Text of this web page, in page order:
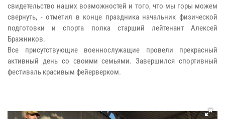
свидетельство наших возможностей и того, что мы горы можем
свернуть, - отметил в конце праздника начальник физической
подготовки и спорта полка старший лейтенант Алексей
Бражников.
Все присутствующие военнослужащие провели прекрасный
активный день со своими семьями. Завершился спортивный
фестиваль красивым фейерверком.